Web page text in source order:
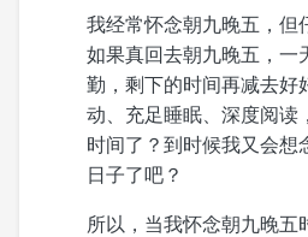
我经常怀念朝九晚五，但
如果真回去朝九晚五，一
勤，剩下的时间再减去好
动、充足睡眠、深度阅读
时间了？到时候我又会想
日子了吧？
所以，当我怀念朝九晚五